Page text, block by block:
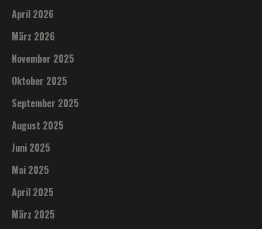
April 2026
März 2026
November 2025
Oktober 2025
September 2025
August 2025
Juni 2025
Mai 2025
April 2025
März 2025